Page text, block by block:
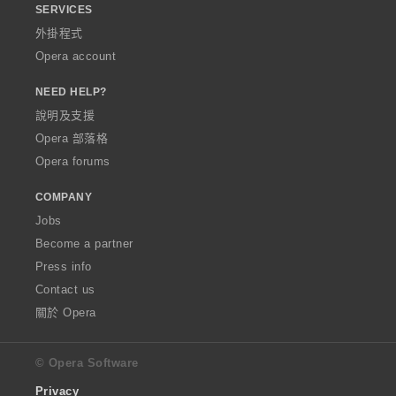
SERVICES
外掛程式
Opera account
NEED HELP?
說明及支援
Opera 部落格
Opera forums
COMPANY
Jobs
Become a partner
Press info
Contact us
關於 Opera
© Opera Software
Privacy